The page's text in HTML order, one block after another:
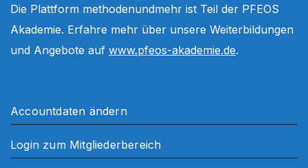
Die Plattform methodenundmehr ist Teil der PFEOS
Akademie. Erfahre mehr über unsere Weiterbildungen
und Angebote auf www.pfeos-akademie.de.
Accountdaten ändern
Login zum Mitgliederbereich